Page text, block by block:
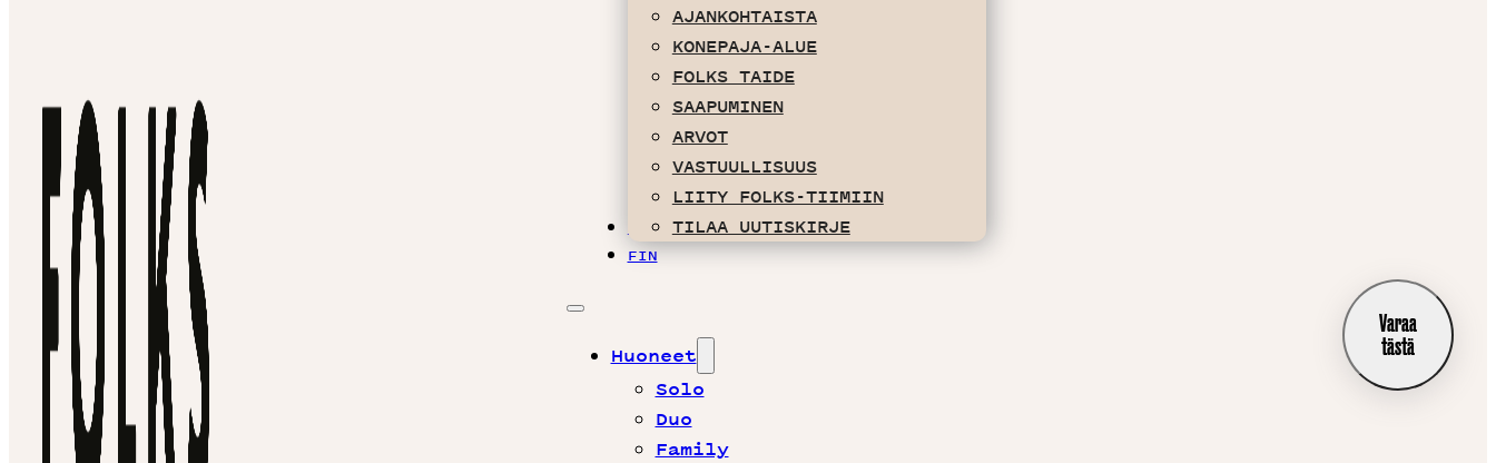
AJANKOHTAISTA
KONEPAJA-ALUE
FOLKS TAIDE
SAAPUMINEN
ARVOT
VASTUULLISUUS
LIITY FOLKS-TIIMIIN
TILAA UUTISKIRJE
ENG
FIN
Huoneet
Solo
Duo
Family
Varaa
tästä